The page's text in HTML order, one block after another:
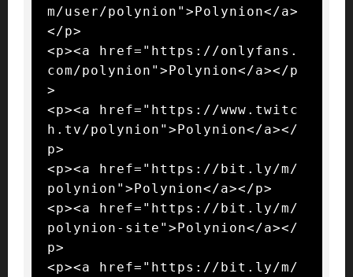
m/user/polynion">Polynion</a>
</p>
<p><a href="https://onlyfans.
com/polynion">Polynion</a></p
>
<p><a href="https://www.twitc
h.tv/polynion">Polynion</a></
p>
<p><a href="https://bit.ly/m/
polynion">Polynion</a></p>
<p><a href="https://bit.ly/m/
polynion-site">Polynion</a></
p>
<p><a href="https://bit.ly/m/